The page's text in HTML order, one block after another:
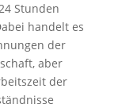
Stunden
handelt es
der
aber
der